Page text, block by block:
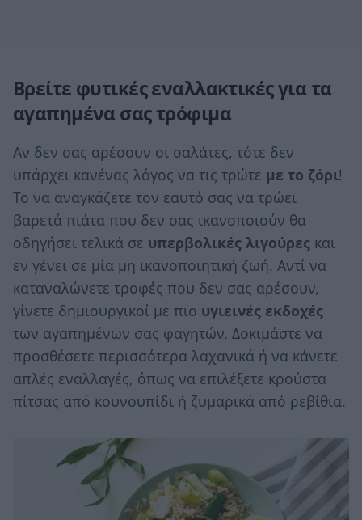
Βρείτε φυτικές εναλλακτικές για τα
αγαπημένα σας τρόφιμα
Αν δεν σας αρέσουν οι σαλάτες, τότε δεν
υπάρχει κανένας λόγος να τις τρώτε με το ζόρι!
Το να αναγκάζετε τον εαυτό σας να τρώει
βαρετά πιάτα που δεν σας ικανοποιούν θα
οδηγήσει τελικά σε υπερβολικές λιγούρες και
εν γένει σε μία μη ικανοποιητική ζωή. Αντί να
καταναλώνετε τροφές που δεν σας αρέσουν,
γίνετε δημιουργικοί με πιο υγιεινές εκδοχές
των αγαπημένων σας φαγητών. Δοκιμάστε να
προσθέσετε περισσότερα λαχανικά ή να κάνετε
απλές εναλλαγές, όπως να επιλέξετε κρούστα
πίτσας από κουνουπίδι ή ζυμαρικά από ρεβίθια.